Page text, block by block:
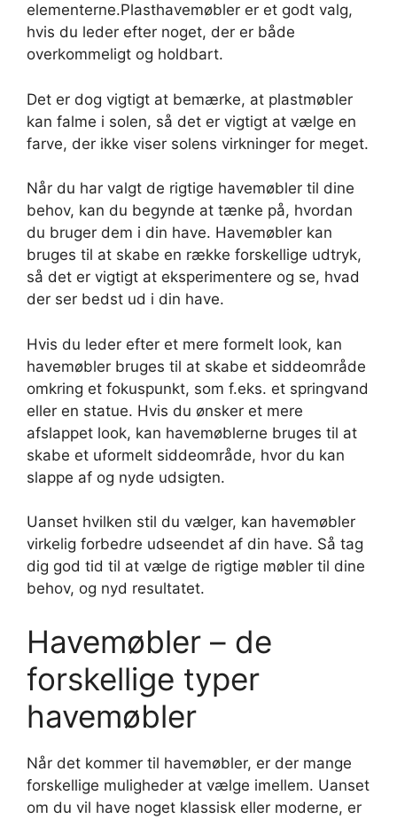
elementerne.Plasthavemøbler er et godt valg,
hvis du leder efter noget, der er både
overkommeligt og holdbart.
Det er dog vigtigt at bemærke, at plastmøbler
kan falme i solen, så det er vigtigt at vælge en
farve, der ikke viser solens virkninger for meget.
Når du har valgt de rigtige havemøbler til dine
behov, kan du begynde at tænke på, hvordan
du bruger dem i din have. Havemøbler kan
bruges til at skabe en række forskellige udtryk,
så det er vigtigt at eksperimentere og se, hvad
der ser bedst ud i din have.
Hvis du leder efter et mere formelt look, kan
havemøbler bruges til at skabe et siddeområde
omkring et fokuspunkt, som f.eks. et springvand
eller en statue. Hvis du ønsker et mere
afslappet look, kan havemøblerne bruges til at
skabe et uformelt siddeområde, hvor du kan
slappe af og nyde udsigten.
Uanset hvilken stil du vælger, kan havemøbler
virkelig forbedre udseendet af din have. Så tag
dig god tid til at vælge de rigtige møbler til dine
behov, og nyd resultatet.
Havemøbler – de
forskellige typer
havemøbler
Når det kommer til havemøbler, er der mange
forskellige muligheder at vælge imellem. Uanset
om du vil have noget klassisk eller moderne, er